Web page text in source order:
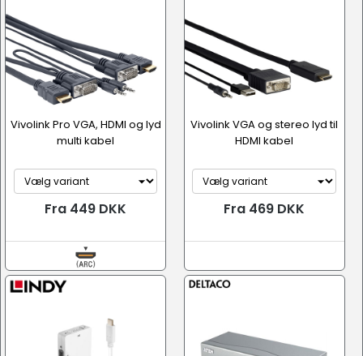
Vivolink Pro VGA, HDMI og lyd
multi kabel
Fra 449 DKK
Vivolink VGA og stereo lyd til
HDMI kabel
Fra 469 DKK